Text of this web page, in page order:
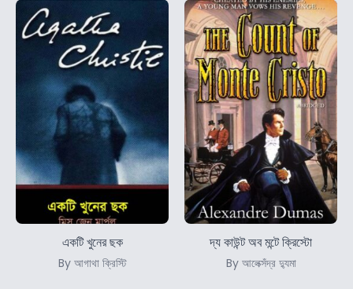
একটি খুনের ছক
By আগাথা ক্রিস্টি
দ্য কাউন্ট অব মন্টে ক্রিস্টো
By আলেক্সঁদ্র দ্যুমা